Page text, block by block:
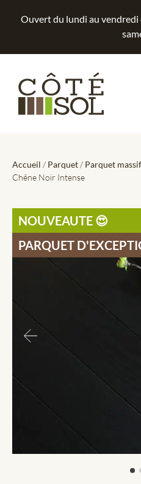
Ouvert du lundi au vendredi
Accueil / Parquet / Parquet massif
Chêne Noir Intense
NOUVEAUTE 😍​
PARQUET